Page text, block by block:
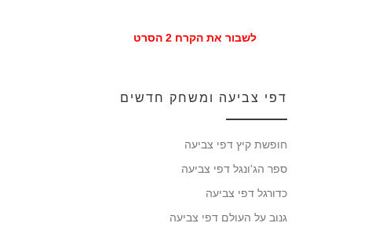
לשבור את הקרח 2 הסרט
דפי צביעה ומשחק חדשים
חופשת קיץ דפי צביעה
ספר הג'ונגל דפי צביעה
כדורגל דפי צביעה
גנוב על העולם דפי צביעה